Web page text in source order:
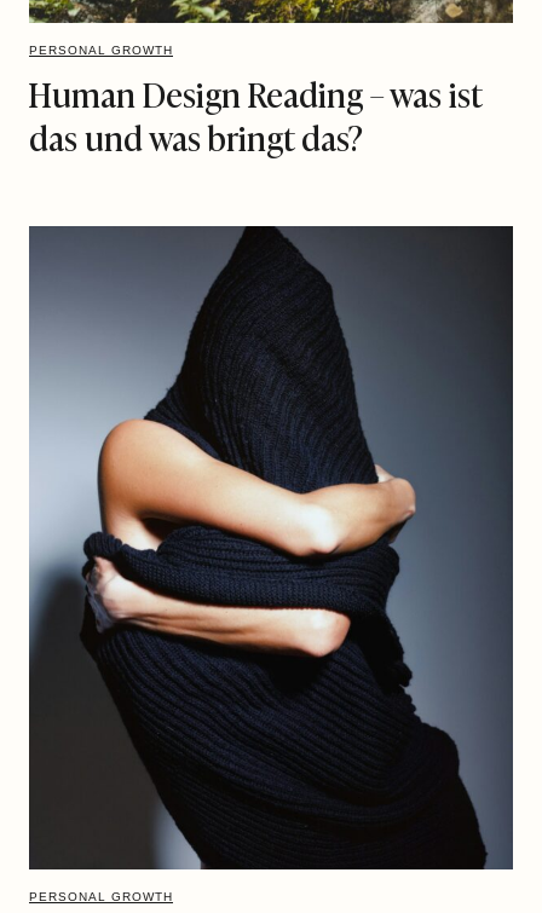
PERSONAL GROWTH
Human Design Reading – was ist
das und was bringt das?
PERSONAL GROWTH